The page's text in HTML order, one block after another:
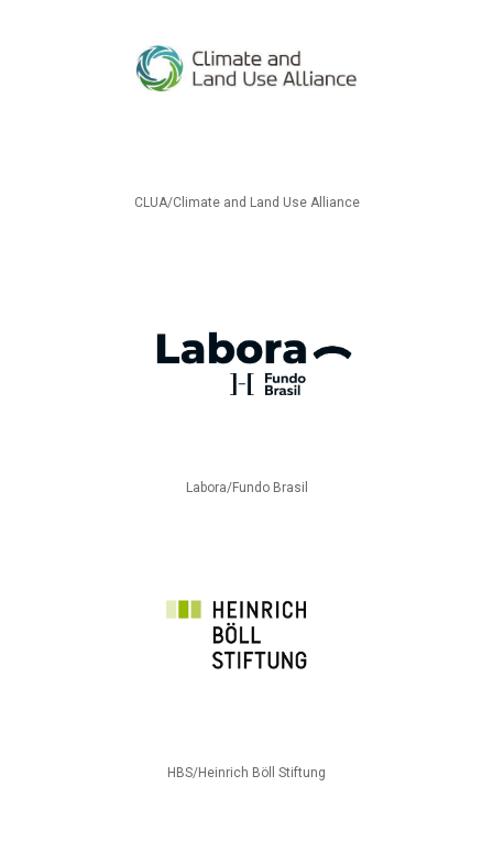
CLUA/Climate and Land Use Alliance
Labora/Fundo Brasil
HBS/Heinrich Böll Stiftung